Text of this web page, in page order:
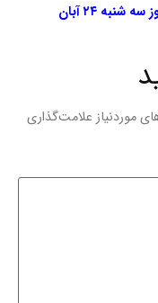
۲۴ آبان
موردنیاز علامت‌گذاری